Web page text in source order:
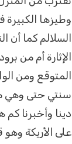
وطيزها الكبيرة
السلالم كما
الإثارة أم من
المتوقع ومن
سنتي حتى وهي
دينا وأخبرنا كم
على الأريكة وهو